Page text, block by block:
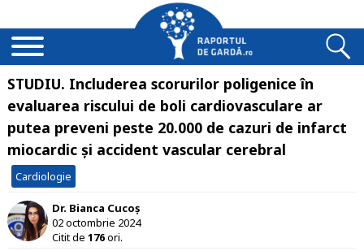
STUDIU. Includerea scorurilor poligenice în
evaluarea riscului de boli cardiovasculare ar
putea preveni peste 20.000 de cazuri de infarct
miocardic și accident vascular cerebral
Cardiologie
Dr. Bianca Cucoș
02 octombrie 2024
Citit de 176ori.